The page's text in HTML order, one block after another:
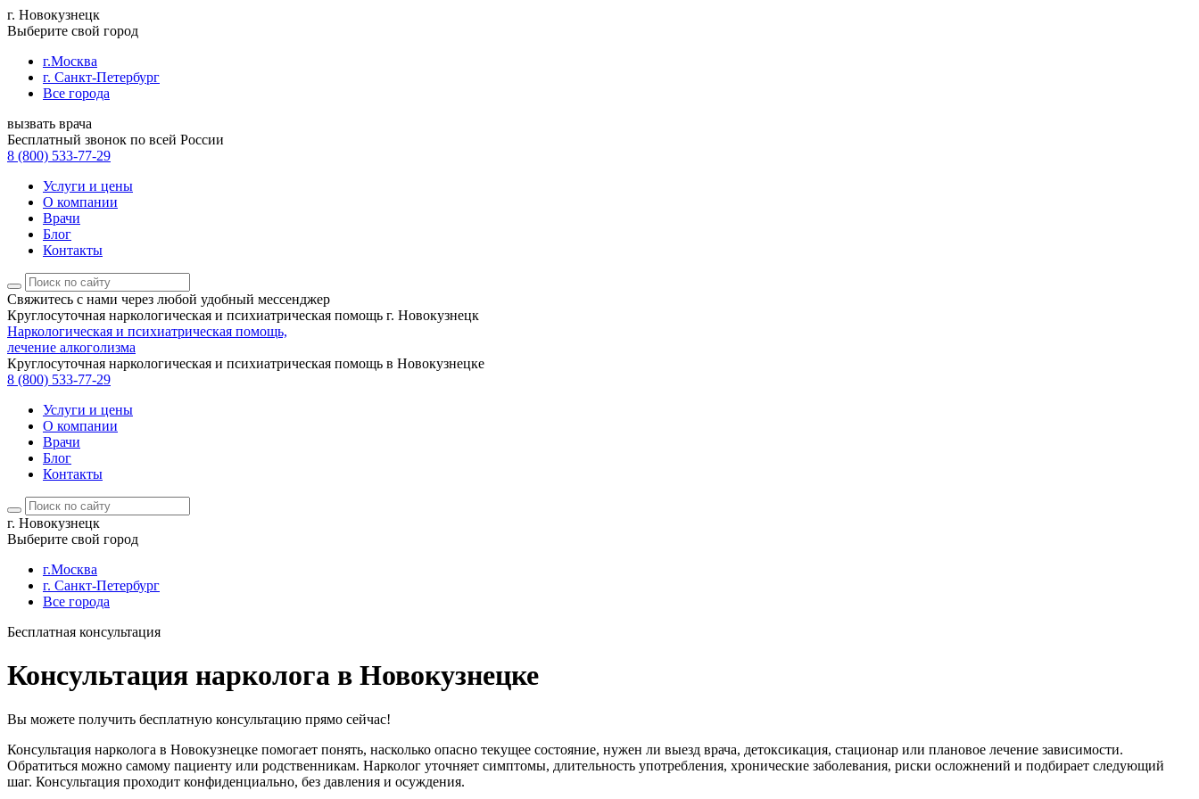
г. Новокузнецк
Выберите свой город
г.Москва
г. Санкт-Петербург
Все города
вызвать врача
Бесплатный звонок по всей России
8 (800) 533-77-29
Услуги и цены
О компании
Врачи
Блог
Контакты
Свяжитесь с нами через любой удобный мессенджер
Круглосуточная наркологическая и психиатрическая помощь г. Новокузнецк
Наркологическая и психиатрическая помощь,
лечение алкоголизма
Круглосуточная наркологическая и психиатрическая помощь в Новокузнецке
8 (800) 533-77-29
Услуги и цены
О компании
Врачи
Блог
Контакты
г. Новокузнецк
Выберите свой город
г.Москва
г. Санкт-Петербург
Все города
Бесплатная консультация
Консультация нарколога в Новокузнецке
Вы можете получить бесплатную консультацию прямо сейчас!
Консультация нарколога в Новокузнецке помогает понять, насколько опасно текущее состояние, нужен ли выезд врача, детоксикация, стационар или плановое лечение зависимости.
Обратиться можно самому пациенту или родственникам. Нарколог уточняет симптомы, длительность употребления, хронические заболевания, риски осложнений и подбирает следующий
шаг. Консультация проходит конфиденциально, без давления и осуждения.